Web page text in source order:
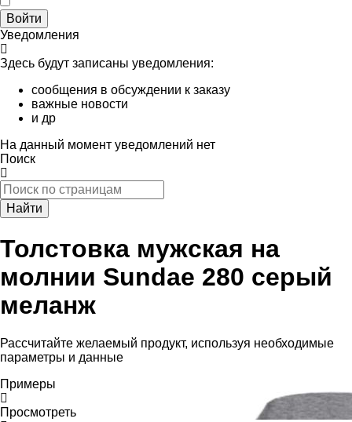
Войти
Уведомления
Здесь будут записаны уведомления:
сообщения в обсуждении к заказу
важные новости
и др
На данный момент уведомлений нет
Поиск
Найти
Толстовка мужская на
молнии Sundae 280 серый
меланж
Рассчитайте желаемый продукт, используя необходимые
параметры и данные
Примеры
Просмотреть